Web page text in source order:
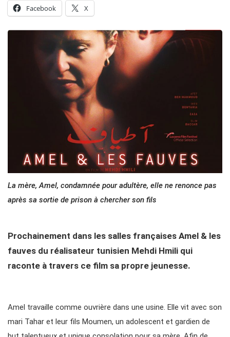
Facebook X
La mère, Amel, condamnée pour adultère, elle ne renonce pas
après sa sortie de prison à chercher son fils
Prochainement dans les salles françaises Amel & les
fauves du réalisateur tunisien Mehdi Hmili qui
raconte à travers ce film sa propre jeunesse.
Amel travaille comme ouvrière dans une usine. Elle vit avec son
mari Tahar et leur fils Moumen, un adolescent et gardien de